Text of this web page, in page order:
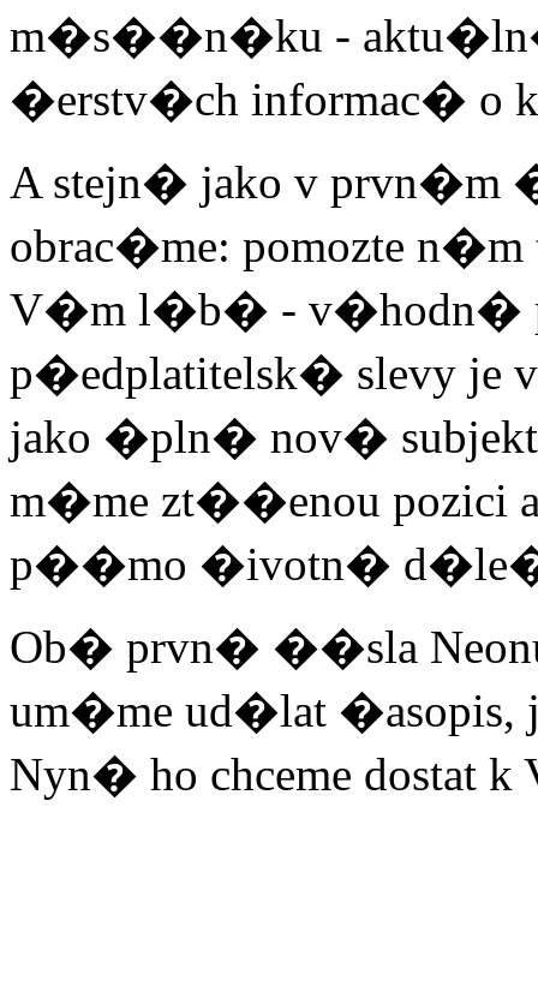
m�s��n�ku -
�erstv�ch informac� o
A stejn� jako v prvn�m
obrac�me: pomozte
V�m l�b� - v�hodn�
p�edplatitelsk� slevy je
jako �pln� nov�
m�me zt��enou pozici
p��mo �ivotn�
Ob� prvn� ��sla
um�me ud�lat �asopis,
Nyn� ho chceme